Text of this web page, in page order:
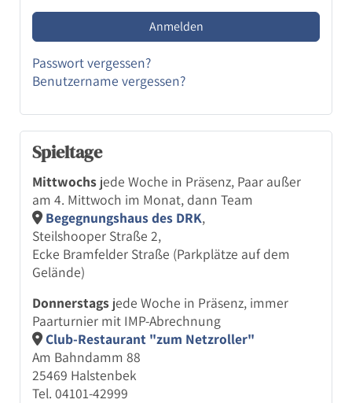
Anmelden
Passwort vergessen?
Benutzername vergessen?
Spieltage
Mittwochs jede Woche in Präsenz, Paar außer
am 4. Mittwoch im Monat, dann Team
Begegnungs­haus des DRK,
Steils­hooper Straße 2,
Ecke Bramfelder Straße (Parkplätze auf dem
Gelände)
Donnerstags jede Woche in Präsenz, immer
Paar­turnier mit IMP-Abrechnung
Club-Restaurant "zum Netzroller"
Am Bahndamm 88
25469 Halstenbek
Tel. 04101-42999